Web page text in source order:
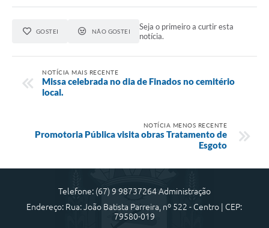
GOSTEI NÃO GOSTEI
Seja o primeiro a curtir esta
notícia.
NOTÍCIA MAIS RECENTE
Missa celebrada no dia de Finados no cemitério
local.
NOTÍCIA MENOS RECENTE
Promotoria Pública visita obras Tratamento de
Esgoto
Telefone: (67) 9 98737264 Administração
Endereço: Rua: João Batista Parreira, nº 522 - Centro | CEP:
79580-019